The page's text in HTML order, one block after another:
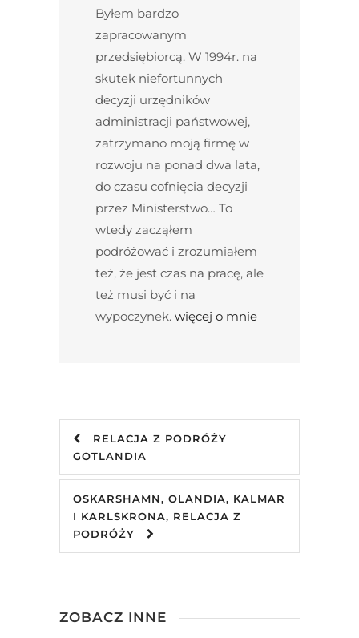
Byłem bardzo
zapracowanym
przedsiębiorcą. W 1994r. na
skutek niefortunnych
decyzji urzędników
administracji państwowej,
zatrzymano moją firmę w
rozwoju na ponad dwa lata,
do czasu cofnięcia decyzji
przez Ministerstwo… To
wtedy zacząłem
podróżować i zrozumiałem
też, że jest czas na pracę, ale
też musi być i na
wypoczynek. więcej o mnie
RELACJA Z PODRÓŻY
GOTLANDIA
OSKARSHAMN, OLANDIA, KALMAR
I KARLSKRONA, RELACJA Z
PODRÓŻY
ZOBACZ INNE